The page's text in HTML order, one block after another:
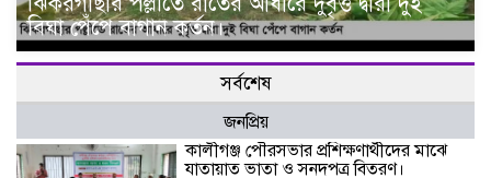
বিঘা পেঁপে বাগান কর্তন।
সর্বশেষ
জনপ্রিয়
কালীগঞ্জ পৌরসভার প্রশিক্ষণার্থীদের মাঝে
যাতায়াত ভাতা ও সনদপত্র বিতরণ।